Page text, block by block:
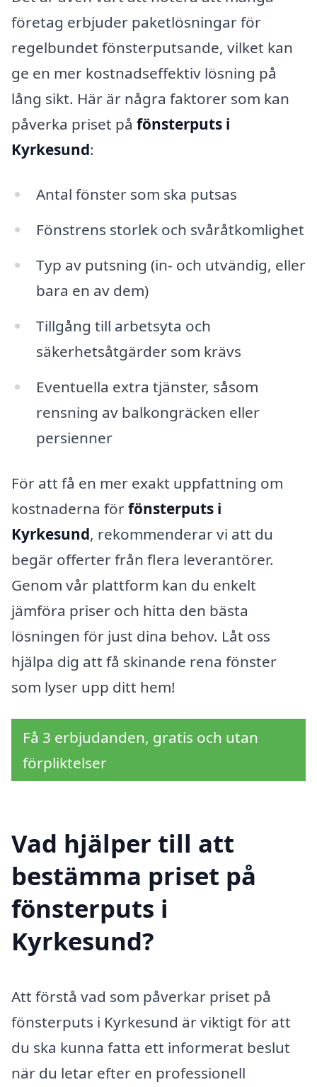
företag erbjuder paketlösningar för
regelbundet fönsterputsande, vilket kan
ge en mer kostnadseffektiv lösning på
lång sikt. Här är några faktorer som kan
påverka priset på fönsterputs i
Kyrkesund:
Antal fönster som ska putsas
Fönstrens storlek och svåråtkomlighet
Typ av putsning (in- och utvändig, eller
bara en av dem)
Tillgång till arbetsyta och
säkerhetsåtgärder som krävs
Eventuella extra tjänster, såsom
rensning av balkongräcken eller
persienner
För att få en mer exakt uppfattning om
kostnaderna förfönsterputs i
Kyrkesund, rekommenderar vi att du
begär offerter från flera leverantörer.
Genom vår plattform kan du enkelt
jämföra priser och hitta den bästa
lösningen för just dina behov. Låt oss
hjälpa dig att få skinande rena fönster
som lyser upp ditt hem!
Få 3 erbjudanden, gratis och utan
förpliktelser
Vad hjälper till att
bestämma priset på
fönsterputs i
Kyrkesund?
Att förstå vad som påverkar priset på
fönsterputs i Kyrkesund är viktigt för att
du ska kunna fatta ett informerat beslut
när du letar efter en professionell